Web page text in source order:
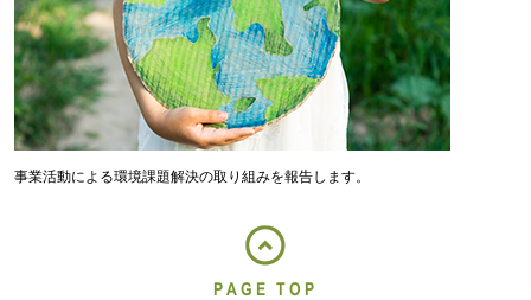
事業活動による環境課題解決の取り組みを報告します。
PAGE TOP